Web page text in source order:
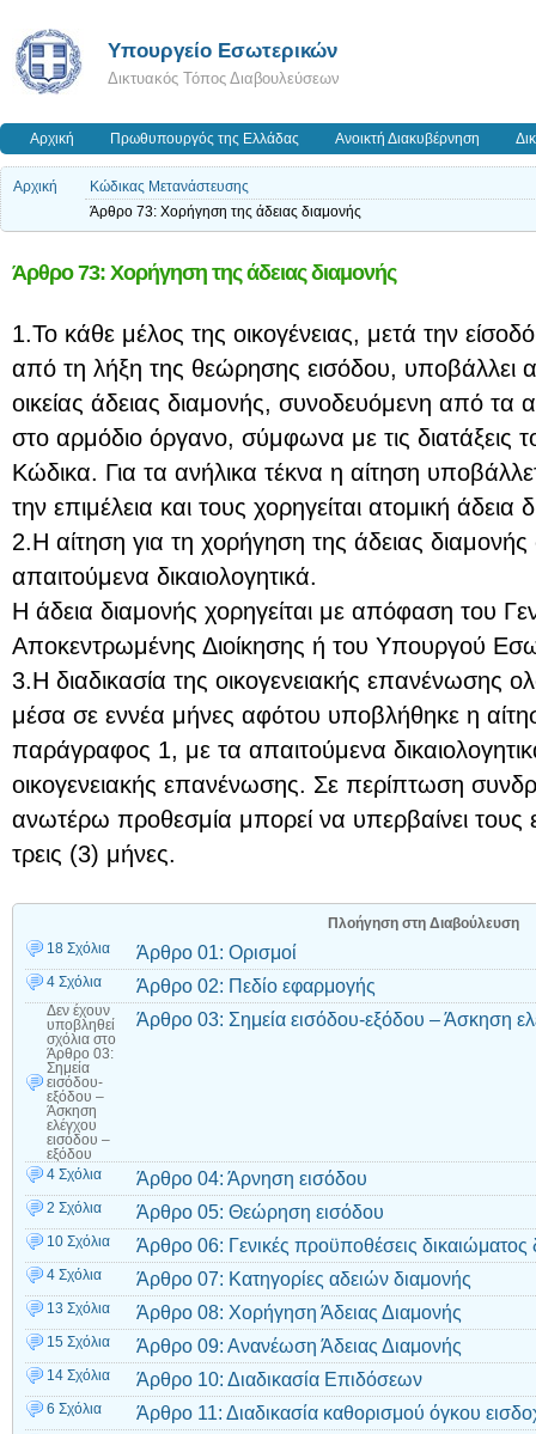
Υπουργείο Εσωτερικών
Δικτυακός Τόπος Διαβουλεύσεων
Αρχική Πρωθυπουργός της Ελλάδας Ανοικτή Διακυβέρνηση
Αρχική
Κώδικας Μετανάστευσης
Άρθρο 73: Χορήγηση της άδειας διαμονής
Άρθρο 73: Χορήγηση της άδειας διαμονής
1.Το κάθε μέλος της οικογένειας, μετά την
από τη λήξη της θεώρησης εισόδου, υποβάλλει
οικείας άδειας διαμονής, συνοδευόμενη από τα
στο αρμόδιο όργανο, σύμφωνα με τις διατάξεις
Κώδικα. Για τα ανήλικα τέκνα η αίτηση
την επιμέλεια και τους χορηγείται ατομική άδεια
2.Η αίτηση για τη χορήγηση της άδειας
απαιτούμενα δικαιολογητικά.
Η άδεια διαμονής χορηγείται με απόφαση του
Αποκεντρωμένης Διοίκησης ή του Υπουργού
3.Η διαδικασία της οικογενειακής επανένωσης
μέσα σε εννέα μήνες αφότου υποβλήθηκε η
παράγραφος 1, με τα απαιτούμενα
οικογενειακής επανένωσης. Σε περίπτωση
ανωτέρω προθεσμία μπορεί να υπερβαίνει τους
τρεις (3) μήνες.
Πλοήγηση στη Διαβούλευση
18 Σχόλια
Άρθρο 01: Ορισμοί
4 Σχόλια Άρθρο 02: Πεδίο εφαρμογής
Δεν έχουν
υποβληθεί
σχόλια στο
Άρθρο 03:
Σημεία
εισόδου-
εξόδου –
Άσκηση
ελέγχου
εισόδου –
εξόδου
Άρθρο 03: Σημεία εισόδου-εξόδου – Άσκηση
4 Σχόλια Άρθρο 04: Άρνηση εισόδου
2 Σχόλια Άρθρο 05: Θεώρηση εισόδου
10 Σχόλια Άρθρο 06: Γενικές προϋποθέσεις δικαιώματος
4 Σχόλια Άρθρο 07: Κατηγορίες αδειών διαμονής
13 Σχόλια Άρθρο 08: Χορήγηση Άδειας Διαμονής
15 Σχόλια Άρθρο 09: Ανανέωση Άδειας Διαμονής
14 Σχόλια Άρθρο 10: Διαδικασία Επιδόσεων
6 Σχόλια Άρθρο 11: Διαδικασία καθορισμού όγκου